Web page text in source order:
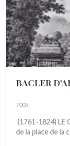
BACLER
7005
(1761-1824) LE
de la place de